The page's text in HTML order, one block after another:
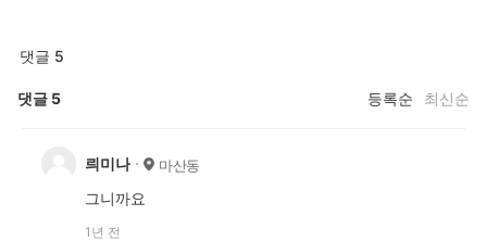
댓글 5
댓글 5 등록순 최신순
릐미나 마산동
그니까요
1년 전